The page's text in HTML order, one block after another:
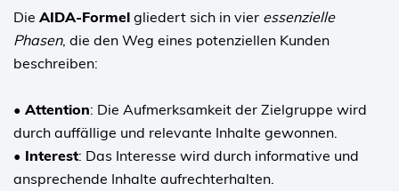
Die AIDA-Formel gliedert sich in vier essenzielle
Phasen, die den Weg eines potenziellen Kunden
beschreiben:
• Attention: Die Aufmerksamkeit der Zielgruppe wird
durch auffällige und relevante Inhalte gewonnen.
• Interest: Das Interesse wird durch informative und
ansprechende Inhalte aufrechterhalten.